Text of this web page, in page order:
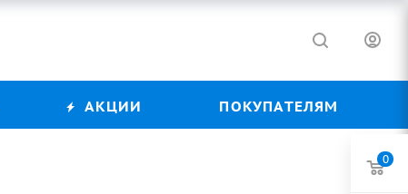
АКЦИИ ПОКУПАТЕЛЯМ
0